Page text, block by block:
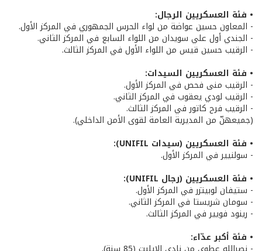
• فئة العسكريين الرجال:
- المعاون حسين عواضة من لواء الحرس الجمهوري في المركز الأول.
- الجندي أول علي سويدان من اللواء السابع في المركز الثاني.
- الرقيب حسين قيس من اللواء الأول في المركز الثالث.
• فئة العسكريين السيدات:
- الرقيب منى فحص في المركز الأول.
- الرقيب لودي يعقوب في المركز الثاني.
- الرقيب فرح كاتور في المركز الثالث.
(جميعهنّ من المديرية العامة لقوى الأمن الداخلي).
• فئة العسكريين (سيدات UNIFIL):
- سولنيير في المركز الأول.
• فئة العسكريين (رجال UNIFIL):
- ستيفان لوبيتزر في المركز الأول.
- سومان شريستا في المركز الثاني.
- رينود فويير في المركز الثالث.
• فئة أكبر عدّاء: